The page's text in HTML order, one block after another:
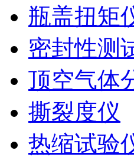
瓶盖扭矩
密封性测
顶空气体
撕裂度仪
热缩试验